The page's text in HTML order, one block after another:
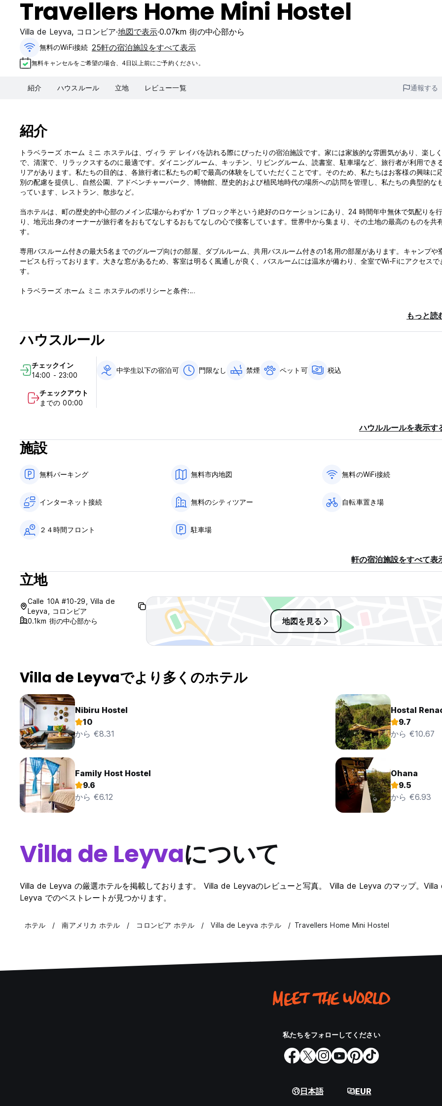
Travellers Home Mini Hostel
Villa de Leyva, コロンビア 地図で表示 0.07km 街の中心部から
無料のWiFi接続 25軒の宿泊施設をすべて表示
無料キャンセルをご希望の場合、4日以上前にご予約ください。
紹介 ハウスルール 立地 レビュー一覧 通報する
紹介
トラベラーズ ホーム ミニ ホステルは、ヴィラ デ レイバを訪れる際にぴったりの宿泊施設です。家には家族的な雰囲気があり、楽し
で、清潔で、リラックスするのに最適です。ダイニングルーム、キッチン、リビングルーム、読書室、駐車場など、旅行者が利用でき
リアがあります。私たちの目的は、各旅行者に私たちの町で最高の体験をしていただくことです。そのため、私たちはお客様の興味に
別の配慮を提供し、自然公園、アドベンチャーパーク、博物館、歴史的および植民地時代の場所への訪問を管理し、私たちの典型的な
っています、レストラン、散歩など。
当ホテルは、町の歴史的中心部のメイン広場からわずか 1 ブロック半という絶好のロケーションにあり、24 時間年中無休で気配りを
り、地元出身のオーナーが旅行者をおもてなしするおもてなしの心で接客しています。世界中から集まり、その土地の最高のものを共
す。
専用バスルーム付きの最大5名までのグループ向けの部屋、ダブルルーム、共用バスルーム付きの1名用の部屋があります。キャンプや
ービスも行っております。大きな窓があるため、客室は明るく風通しが良く、バスルームには温水が備わり、全室でWi-Fiにアクセスで
す。
トラベラーズ ホーム ミニ ホステルのポリシーと条件:
キャンセルポリシー: ご到着の 3 日前まで。それ以降のキャンセルまたはノーショーの場合は、ご滞在の 1 泊目の料金をお支払いいた
チェックインは14:00から23:00まで
到着時に現金でお支払いください
税込み
朝食は含まれておりません
一般的な：
特別な条件はありません (Auto-translated from original language)
もっと読
ハウスルール
チェックイン
14:00 - 23:00
チェックアウト
までの 00:00
中学生以下の宿泊可 門限なし 禁煙 ペット可 税込
ハウルルールを表示す
施設
無料パーキング 無料市内地図 無料のWiFi接続
インターネット接続 無料のシティツアー 自転車置き場
２４時間フロント 駐車場
軒の宿泊施設をすべて表
立地
Calle 10A #10-29, Villa de
Leyva, コロンビア
0.1km 街の中心部から
地図を見る
Villa de Leyvaでより多くのホテル
Nibiru Hostel
10
から €8.31
Hostal
9.7
から €10.67
Family Host Hostel
9.6
から €6.12
Ohana
9.5
から €6.93
Villa de Leyvaについて
Villa de Leyva の厳選ホテルを掲載しております。 Villa de Leyvaのレビューと写真。 Villa de Leyva のマップ。
Leyva でのベストレートが見つかります。
ホテル 南アメリカ ホテル コロンビア ホテル Villa de Leyva ホテル Travellers Home Mini Hostel
私たちをフォローしてください
日本語 EUR